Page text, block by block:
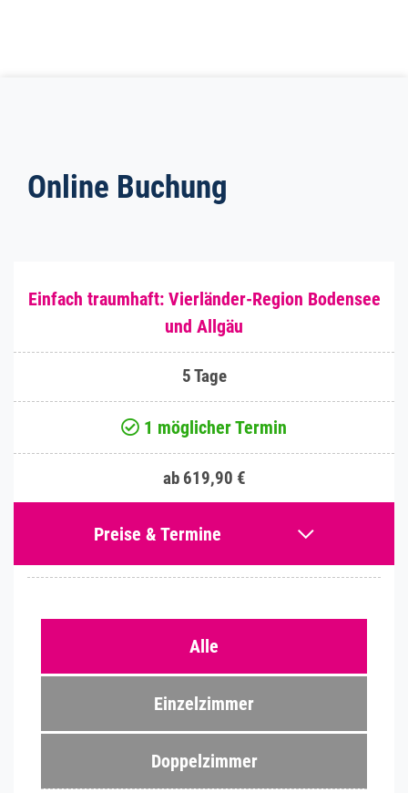
Online Buchung
Einfach traumhaft: Vierländer-Region Bodensee
und Allgäu
5 Tage
1 möglicher Termin
ab 619,90 €
Preise & Termine
Alle
Einzelzimmer
Doppelzimmer